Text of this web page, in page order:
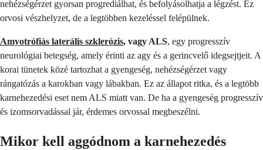
nehézségérzet gyorsan progrediálhat, és befolyásolhatja a légzést. Ez
orvosi vészhelyzet, de a legtöbben kezeléssel felépülnek.
Amyotrófiás laterális szklerózis, vagy ALS, egy progresszív
neurológiai betegség, amely érinti az agy és a gerincvelő idegsejtjeit. A
korai tünetek közé tartozhat a gyengeség, nehézségérzet vagy
rángatózás a karokban vagy lábakban. Ez az állapot ritka, és a legtöbb
karnehezedési eset nem ALS miatt van. De ha a gyengeség progresszív
és izomsorvadással jár, érdemes orvossal megbeszélni.
Mikor kell aggódnom a karnehezedés